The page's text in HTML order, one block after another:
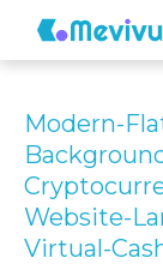
Modern-
Website-
Virtual-